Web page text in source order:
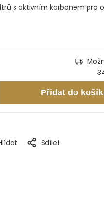
s aktivním karbonem pro
Sdílet
Přidat do